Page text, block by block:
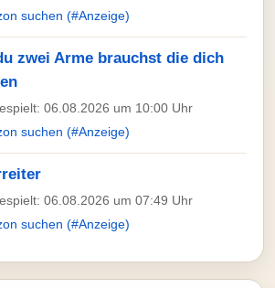
suchen (#Anzeige)
zwei Arme brauchst die dich
06.08.2026 um 10:00 Uhr
suchen (#Anzeige)
06.08.2026 um 07:49 Uhr
suchen (#Anzeige)